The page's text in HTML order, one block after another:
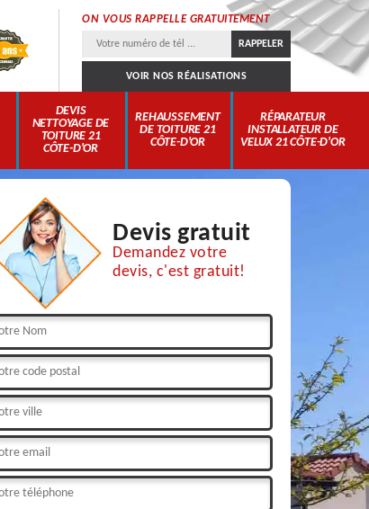
ON VOUS RAPPELLE GRATUITEMENT
VOIR NOS RÉALISATIONS
DEVIS
NETTOYAGE DE
TOITURE 21
CÔTE-D'OR
REHAUSSEMENT
DE TOITURE 21
CÔTE-D'OR
RÉPARATEUR
INSTALLATEUR DE
VELUX 21 CÔTE-D'OR
Devis gratuit
Demandez votre
devis, c'est gratuit!